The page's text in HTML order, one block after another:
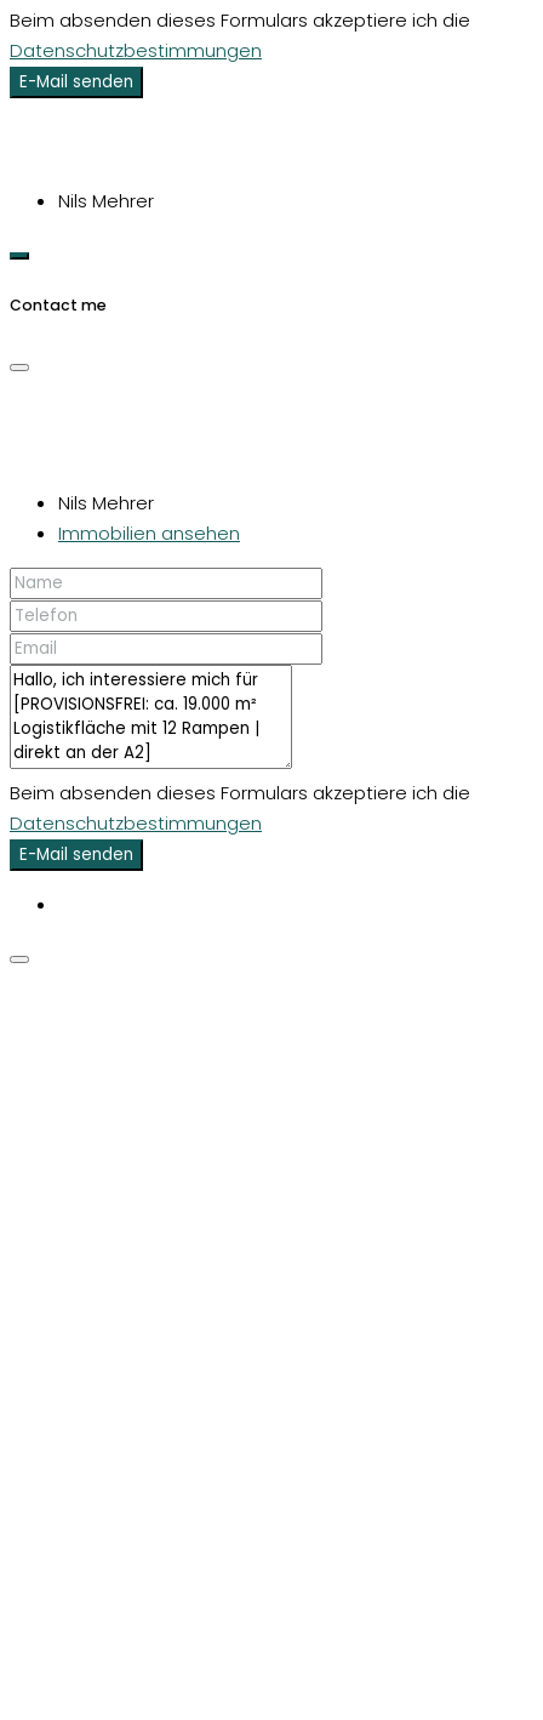
Beim absenden dieses Formulars akzeptiere ich die
Datenschutzbestimmungen
E-Mail senden
Nils Mehrer
Contact me
Nils Mehrer
Immobilien ansehen
Beim absenden dieses Formulars akzeptiere ich die
Datenschutzbestimmungen
E-Mail senden